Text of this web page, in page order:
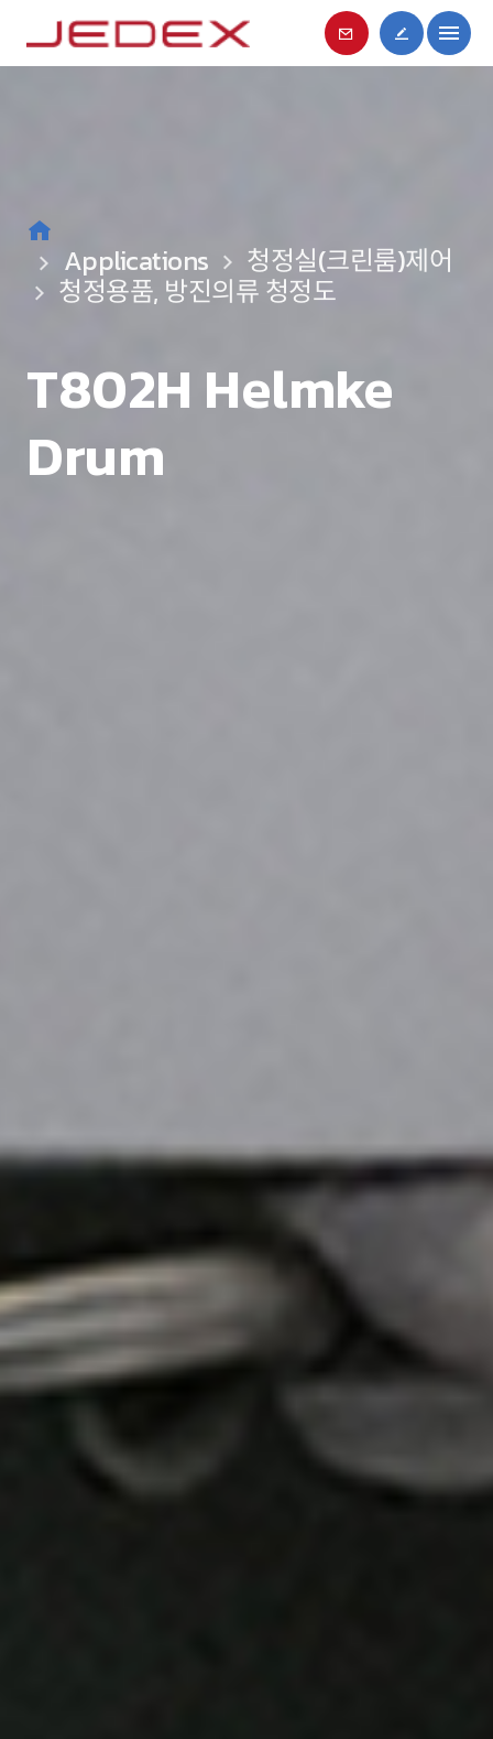
Applications
청정실(크린룸)제어
청정용품, 방진의류 청정도
T802H Helmke
Drum
Applications
청정실(크린룸)제어
청정용품, 방진의류 청정도
T802
Applications
청정실(크린룸)제어
청정용품, 방진의류 청정도
SPro 자동스캔
Applications
청정실(크린룸)제어
청정용품, 방진의류 청정도
SA 시리즈 - 고성능,
자동스캔방식
Applications
청정실(크린룸)제어
청정용품, 방진의류 청정도
T600H Helmke
Drum
Applications
청정실(크린룸)제어
청정용품, 방진의류 청정도
cleani-Symm 9
Applications
청정실(크린룸)제어
청정용품, 방진의류 청정도
T700 JIS 시리즈
Applications
청정실(크린룸)제어
청정용품, 방진의류 청정도
T700H Helmke
Drum
Applications
청정실(크린룸)제어
청정용품, 방진의류 청정도
SMD 시리즈
(휴대형)